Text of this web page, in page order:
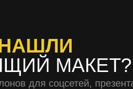
МАКЕТ?
для соцсетей,